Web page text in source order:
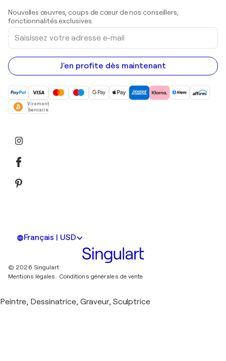
Peintures acryliques
Nouvelles œuvres, coups de cœur de nos conseillers,
fonctionnalités exclusives.
Saisissez
votre
adresse
e-
mail
J'en profite dès maintenant
Virement
bancaire
Français | USD
© 2026 Singulart
Mentions légales. Conditions générales de vente
Peintre, Dessinatrice, Graveur, Sculptrice